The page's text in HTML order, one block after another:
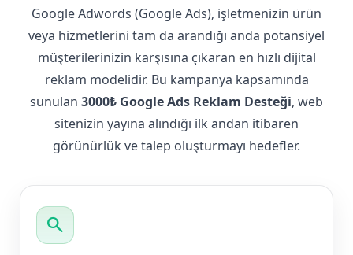
Google Adwords (Google Ads), işletmenizin ürün
veya hizmetlerini tam da arandığı anda potansiyel
müşterilerinizin karşısına çıkaran en hızlı dijital
reklam modelidir. Bu kampanya kapsamında
sunulan 3000₺ Google Ads Reklam Desteği, web
sitenizin yayına alındığı ilk andan itibaren
görünürlük ve talep oluşturmayı hedefler.
search